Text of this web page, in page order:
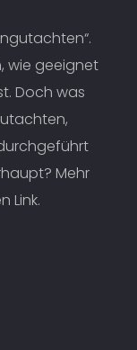
wie geeignet
Doch was
Mehr
Link.